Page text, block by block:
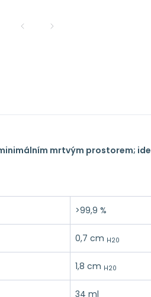
mrtvým prostorem;
>99,9 %
0,7 cm H20
1,8 cm H20
34 ml